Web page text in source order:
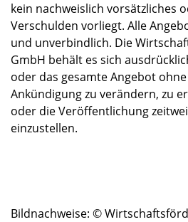
kein nachweislich vorsätzliches
Verschulden vorliegt. Alle
und unverbindlich. Die
GmbH behält es sich
oder das gesamte Angebot
Ankündigung zu verändern, zu
oder die Veröffentlichung
einzustellen.
Bildnachweise: ©